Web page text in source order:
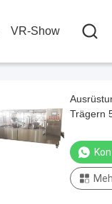
VR-Show
Trägern